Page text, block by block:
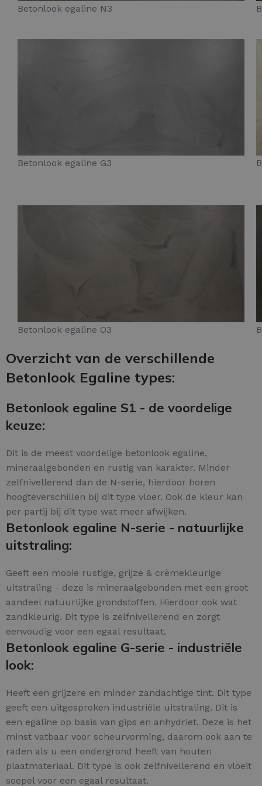
Betonlook egaline N3
Betonlook egaline G3
Betonlook egaline O3
Overzicht van de verschillende
Betonlook Egaline types:
Betonlook egaline S1 - de voordelige
keuze:
Dit is de meest voordelige betonlook egaline,
mineraalgebonden en rustig van karakter. Minder
zelfnivellerend dan de N-serie, hierdoor horen
hoogteverschillen bij dit type vloer. Ook de kleur kan
per partij bij dit type wat meer afwijken.
Betonlook egaline N-serie - natuurlijke
uitstraling:
Geeft een mooie rustige, grijze & crèmekleurige
uitstraling - deze is mineraalgebonden met een groot
aandeel natuurlijke grondstoffen. Hierdoor ook wat
zandkleurig. Dit type is zelfnivellerend en zorgt
eenvoudig voor een egaal resultaat.
Betonlook egaline G-serie - industriële
look:
Heeft een grijzere en minder zandachtige tint. Dit type
geeft een uitgesproken industriële uitstraling. Dit is
een egaline op basis van gips en anhydriet. Deze is het
minst vatbaar voor scheurvorming, daarom ook aan te
raden als u een ondergrond heeft van houten
plaatmateriaal. Dit type is ook zelfnivellerend en vloeit
soepel voor een egaal resultaat.